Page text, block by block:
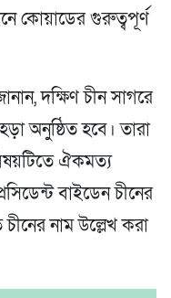
কোয়াডের গুরুত্বপূর্ণ
দক্ষিণ চীন সাগরে
অনুষ্ঠিত হবে। তারা
ঐকমত্য
বাইডেন চীনের
নাম উল্লেখ করা